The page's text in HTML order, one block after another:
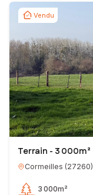
Vendu
Terrain - 3 000m²
Cormeilles (27260)
3 000m²